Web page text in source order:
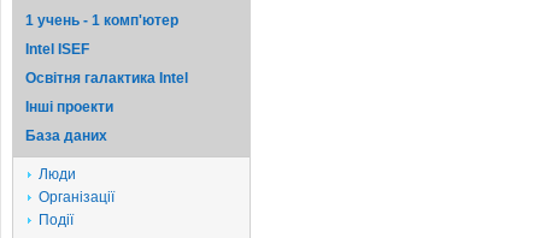
1 учень - 1 комп'ютер
Intel ISEF
Освітня галактика Intel
Iншi проекти
База даних
Люди
Організації
Події